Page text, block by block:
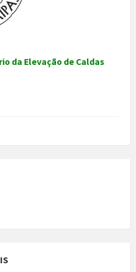
da Elevação de Caldas